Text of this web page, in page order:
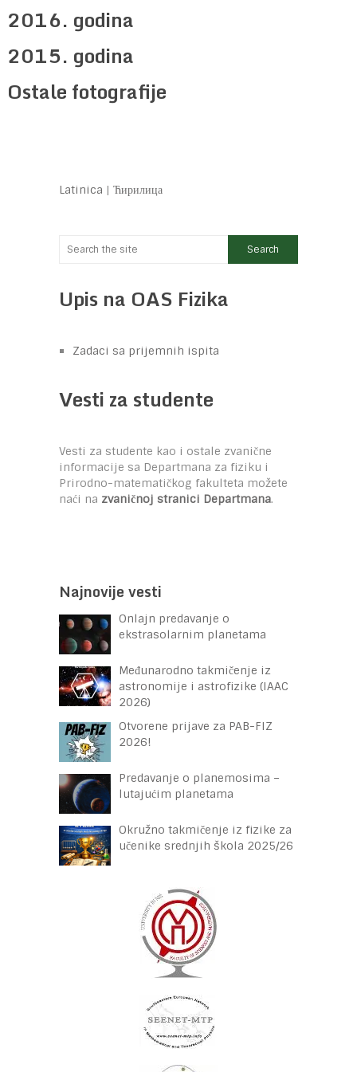
2016. godina
2015. godina
Ostale fotografije
Latinica | Ћирилица
Upis na OAS Fizika
Zadaci sa prijemnih ispita
Vesti za studente
Vesti za studente kao i ostale zvanične
informacije sa Departmana za fiziku i
Prirodno-matematičkog fakulteta možete
naći na zvaničnoj stranici Departmana.
Najnovije vesti
Onlajn predavanje o
ekstrasolarnim planetama
Međunarodno takmičenje iz
astronomije i astrofizike (IAAC
2026)
Otvorene prijave za PAB-FIZ
2026!
Predavanje o planemosima –
lutajućim planetama
Okružno takmičenje iz fizike za
učenike srednjih škola 2025/26